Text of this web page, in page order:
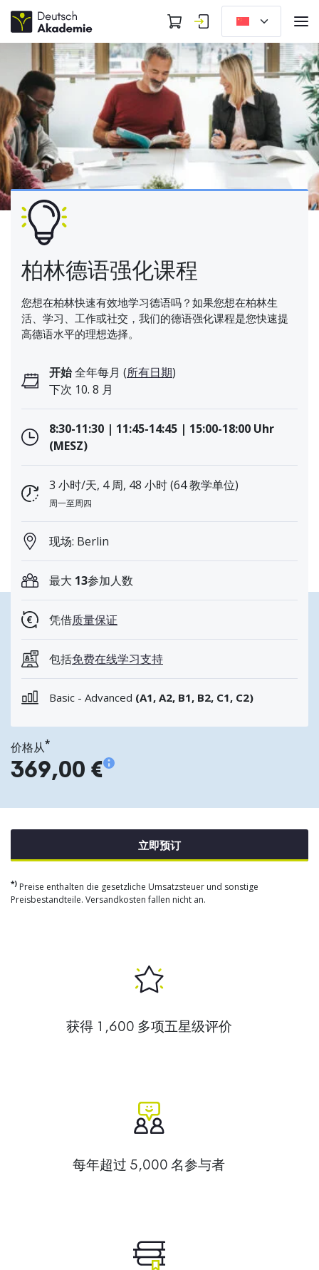
柏林德语强化课程
您想在柏林快速有效地学习德语吗？如果您想在柏林生
活、学习、工作或社交，我们的德语强化课程是您快速提
高德语水平的理想选择。
开始全年每月 (所有日期)
下次 10. 8 月
8:30-11:30 | 11:45-14:45 | 15:00-18:00 Uhr
(MESZ)
3 小时/天, 4 周, 48 小时 (64 教学单位)
周一至周四
现场: Berlin
最大 13参加人数
凭借质量保证
包括免费在线学习支持
Basic - Advanced (A1, A2, B1, B2, C1, C2)
价格从*
369,00 €
立即预订
*) Preise enthalten die gesetzliche Umsatzsteuer und sonstige
Preisbestandteile. Versandkosten fallen nicht an.
获得 1,600 多项五星级评价
每年超过 5,000 名参与者